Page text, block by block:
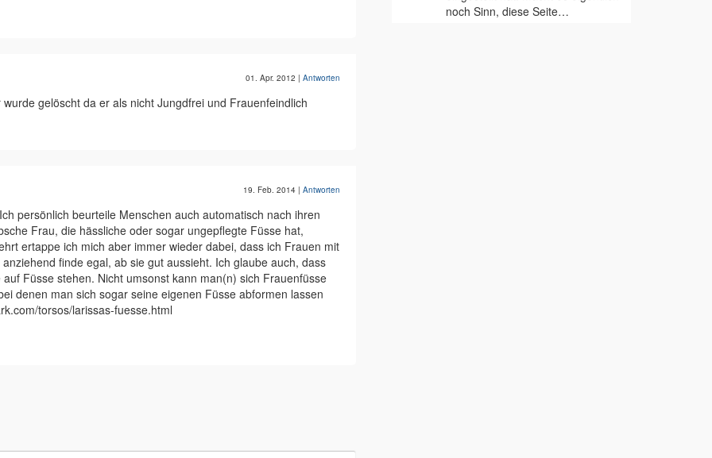
01. Apr. 2012 | Antworten
gelöscht da er als nicht Jungdfrei und Frauenfeindlich
19. Feb. 2014 | Antworten
persönlich beurteile Menschen auch automatisch nach ihren
Frau, die hässliche oder sogar ungepflegte Füsse hat,
ertappe ich mich aber immer wieder dabei, dass ich Frauen mit
finde egal, ab sie gut aussieht. Ich glaube auch, dass
Füsse stehen. Nicht umsonst kann man(n) sich Frauenfüsse
denen man sich sogar seine eigenen Füsse abformen lassen
torsos/larissas-fuesse.html
noch Sinn, diese Seite…